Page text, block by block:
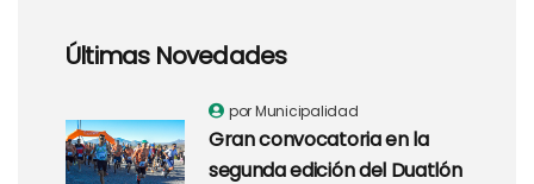
Últimas Novedades
por Municipalidad
Gran convocatoria en la
segunda edición del Duatlón